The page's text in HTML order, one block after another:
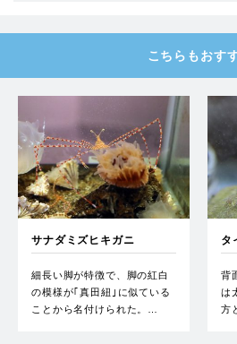
こちらもおす
サナダミズヒキガニ
細長い脚が特徴で、脚の紅白
の模様が｢真田紐｣に似ている
ことから名付けられた。…
タ
背
は
方